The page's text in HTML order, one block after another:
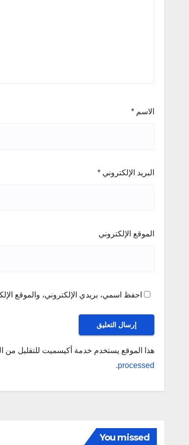
الاسم *
البريد الإلكتروني *
الموقع الإلكتروني
احفظ اسمي، بريدي الإلكتروني، والموقع
هذا الموقع يستخدم خدمة أكيسميت للتقليل من
processed
.
You missed